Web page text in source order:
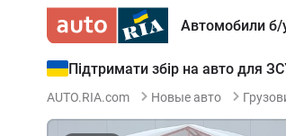
Автомобили б/
Підтримати збір на авто для
AUTO.RIA.com Новые авто